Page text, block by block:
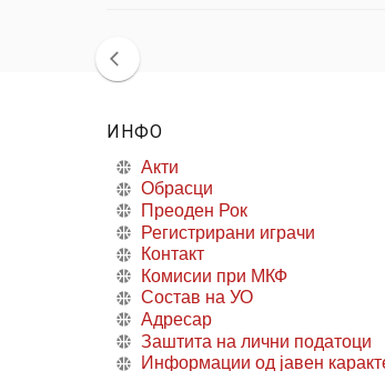
ИНФО
Акти
Обрасци
Преоден Рок
Регистрирани играчи
Контакт
Комисии при МКФ
Состав на УО
Адресар
Заштита на лични податоци
Информации од јавен